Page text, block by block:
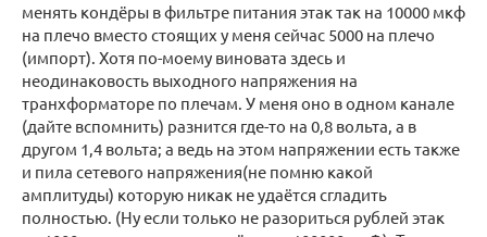
менять кондёры в фильтре питания этак так на 10000 мкф
на плечо вместо стоящих у меня сейчас 5000 на плечо
(импорт). Хотя по-моему виновата здесь и
неодинаковость выходного напряжения на
транхформаторе по плечам. У меня оно в одном канале
(дайте вспомнить) разнится где-то на 0,8 вольта, а в
другом 1,4 вольта; а ведь на этом напряжении есть также
и пила сетевого напряжения(не помню какой
амплитуды) которую никак не удаётся сгладить
полностью. (Ну если только не разориться рублей этак